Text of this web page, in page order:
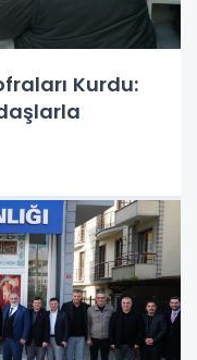
Kurdu: